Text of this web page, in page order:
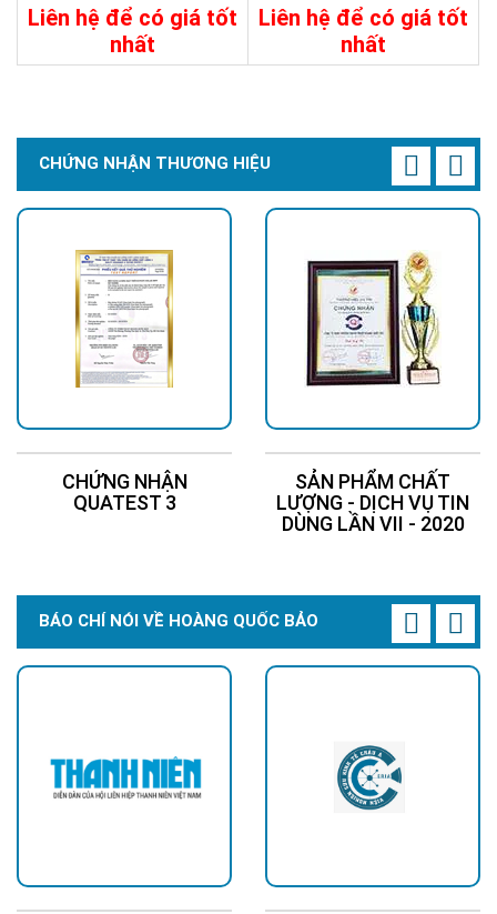
Liên hệ để có giá tốt
nhất
Liên hệ để có giá tốt
nhất
CHỨNG NHẬN THƯƠNG HIỆU
CHỨNG NHẬN
QUATEST 3
SẢN PHẨM CHẤT
LƯỢNG - DỊCH VỤ TIN
DÙNG LẦN VII - 2020
BÁO CHÍ NÓI VỀ HOÀNG QUỐC BẢO